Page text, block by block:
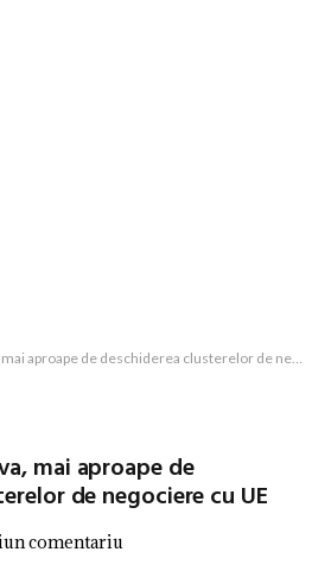
de deschiderea clusterelor de negociere cu UE
mai aproape de
de negociere cu UE
comentariu